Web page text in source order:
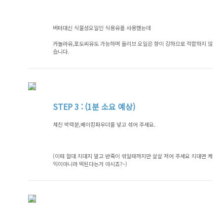
버터대신 식물성오일인 식용유를 사용했는데
카놀라유,포도씨유도 가능하며 올리브 오일은 향이 강하므로 적합하지 않
습니다.
STEP3 : (1분 소요 예상)
체친 박력분,베이킹파우더를 넣고 섞어 주세요.
(이때 절대 치대지 말고 반죽이 섞일때까지만 살살 저어 주세요 치대면 케
익이아니라 떡된다는거 아시죠?~)